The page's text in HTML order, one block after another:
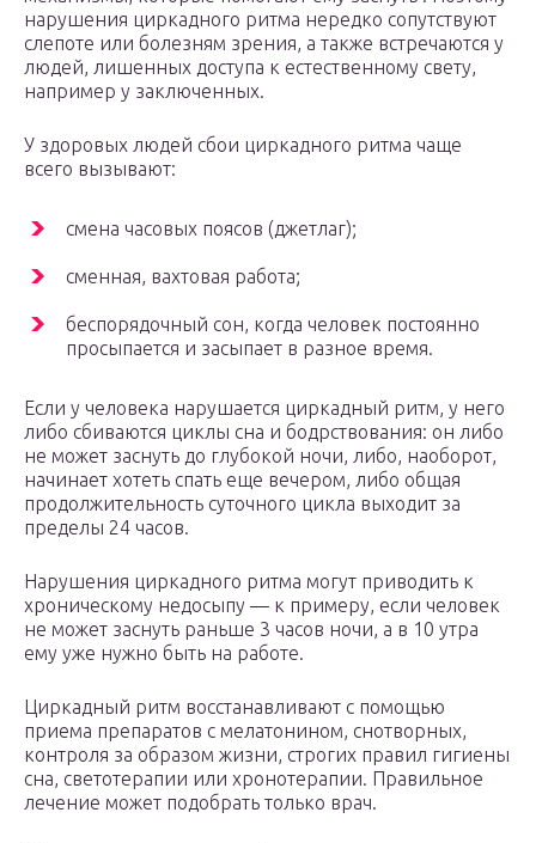
нарушения циркадного ритма нередко сопутствуют
слепоте или болезням зрения, а также встречаются у
людей, лишенных доступа к естественному свету,
например у заключенных.
У здоровых людей сбои циркадного ритма чаще
всего вызывают:
смена часовых поясов (джетлаг);
сменная, вахтовая работа;
беспорядочный сон, когда человек постоянно
просыпается и засыпает в разное время.
Если у человека нарушается циркадный ритм, у него
либо сбиваются циклы сна и бодрствования: он либо
не может заснуть до глубокой ночи, либо, наоборот,
начинает хотеть спать еще вечером, либо общая
продолжительность суточного цикла выходит за
пределы 24 часов.
Нарушения циркадного ритма могут приводить к
хроническому недосыпу — к примеру, если человек
не может заснуть раньше 3 часов ночи, а в 10 утра
ему уже нужно быть на работе.
Циркадный ритм восстанавливают с помощью
приема препаратов с мелатонином, снотворных,
контроля за образом жизни, строгих правил гигиены
сна, светотерапии или хронотерапии. Правильное
лечение может подобрать только врач.